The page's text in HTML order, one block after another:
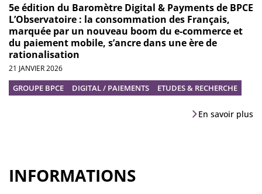
5e édition du Baromètre Digital & Payments de BPCE
L’Observatoire : la consommation des Français,
marquée par un nouveau boom du e-commerce et
du paiement mobile, s’ancre dans une ère de
rationalisation
21 JANVIER 2026
GROUPE BPCE DIGITAL / PAIEMENTS ETUDES & RECHERCHE
En savoir plus
INFORMATIONS